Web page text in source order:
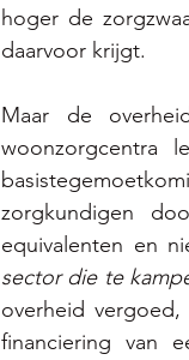
hoger de
daarvoor krijgt.
Maar de
woonzorgcentra
zorgkundigen
equivalenten en
sector die te
overheid
financiering van